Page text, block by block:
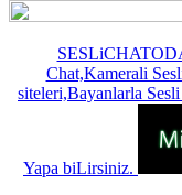
Chat,Kamerali
siteleri,Bayanlarla
Yapa biLirsiniz.